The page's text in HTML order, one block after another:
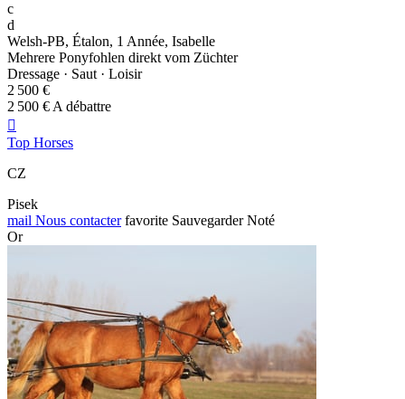
c
d
Welsh-PB, Étalon, 1 Année, Isabelle
Mehrere Ponyfohlen direkt vom Züchter
Dressage · Saut · Loisir
2 500 €
2 500 € A débattre

Top Horses
CZ
Pisek
mail Nous contacter favorite Sauvegarder Noté
Or